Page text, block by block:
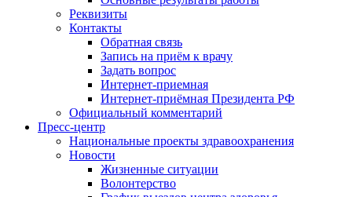
Реквизиты
Контакты
Обратная связь
Запись на приём к врачу
Задать вопрос
Интернет-приемная
Интернет-приёмная Президента РФ
Официальный комментарий
Пресс-центр
Национальные проекты здравоохранения
Новости
Жизненные ситуации
Волонтерство